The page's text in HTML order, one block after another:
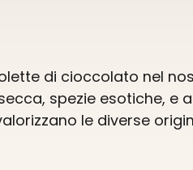
di cioccolato nel
spezie esotiche, e
le diverse
desideroso di